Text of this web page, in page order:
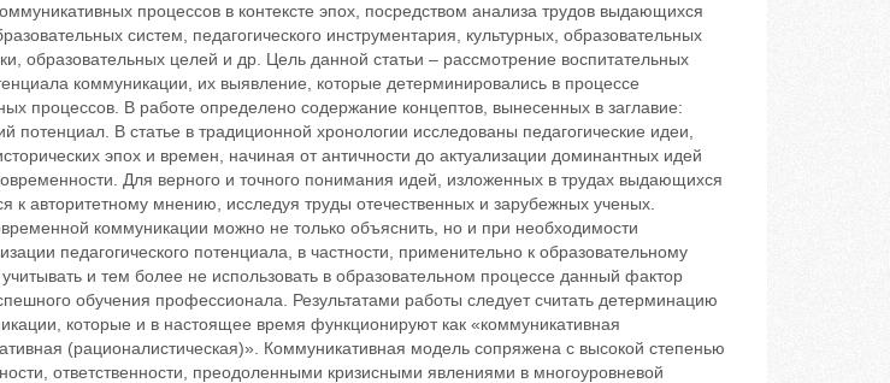
процессов в контексте эпох, посредством анализа трудов выдающихся
систем, педагогического инструментария, культурных, образовательных
образовательных целей и др. Цель данной статьи – рассмотрение воспитательных
коммуникации, их выявление, которые детерминировались в процессе
процессов. В работе определено содержание концептов, вынесенных в заглавие:
потенциал. В статье в традиционной хронологии исследованы педагогические идеи,
эпох и времен, начиная от античности до актуализации доминантных идей
Для верного и точного понимания идей, изложенных в трудах выдающихся
к авторитетному мнению, исследуя труды отечественных и зарубежных ученых.
коммуникации можно не только объяснить, но и при необходимости
педагогического потенциала, в частности, применительно к образовательному
и тем более не использовать в образовательном процессе данный фактор
обучения профессионала. Результатами работы следует считать детерминацию
которые и в настоящее время функционируют как «коммуникативная
(рационалистическая)». Коммуникативная модель сопряжена с высокой степенью
ответственности, преодоленными кризисными явлениями в многоуровневой